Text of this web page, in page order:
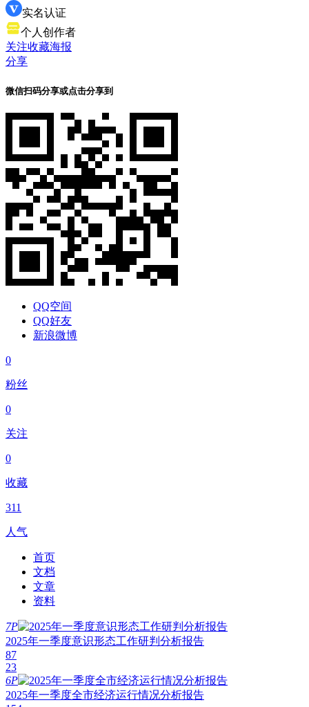
实名认证
个人创作者
关注收藏海报
分享
微信扫码分享或点击分享到
QQ空间
QQ好友
新浪微博
0
粉丝
0
关注
0
收藏
311
人气
首页
文档
文章
资料
7P
2025年一季度意识形态工作研判分析报告
87
23
6P
2025年一季度全市经济运行情况分析报告